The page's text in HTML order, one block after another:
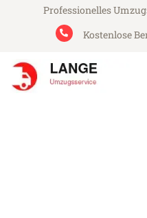
Professionelles
Kostenlose